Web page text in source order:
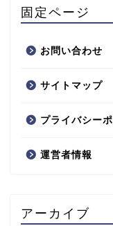
固定ページ
お問い合わせ
サイトマップ
プライバシー
運営者情報
アーカイブ